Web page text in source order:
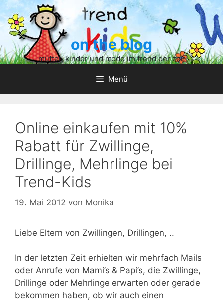
Zum
Inhalt
springen
on the blog
mütter, kinder und mode im trend der zeit
Menü
Online einkaufen mit 10%
Rabatt für Zwillinge,
Drillinge, Mehrlinge bei
Trend-Kids
19. Mai 2012 von Monika
Liebe Eltern von Zwillingen, Drillingen, ..
In der letzten Zeit erhielten wir mehrfach Mails
oder Anrufe von Mami’s & Papi’s, die Zwillinge,
Drillinge oder Mehrlinge erwarten oder gerade
bekommen haben, ob wir auch einen